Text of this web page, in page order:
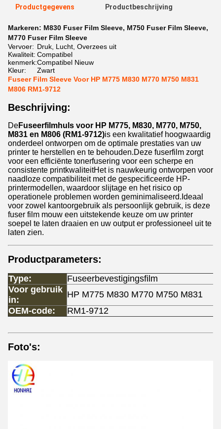
Productgegevens Productbeschrijving
Markeren: M830 Fuser Film Sleeve, M750 Fuser Film Sleeve,
M770 Fuser Film Sleeve
Vervoer: Druk, Lucht, Overzees uit
Kwaliteit: Compatibel
kenmerk:Compatibel Nieuw
Kleur:
Zwart
Fuseer Film Sleeve Voor HP M775 M830 M770 M750 M831
M806 RM1-9712
Beschrijving:
DeFuseerfilmhuls voor HP M775, M830, M770, M750,
M831 en M806 (RM1-9712)is een kwalitatief hoogwaardig
onderdeel ontworpen om de optimale prestaties van uw
printer te herstellen en te behouden.Deze fuserfilm zorgt
voor een efficiënte tonerfusering voor een scherpe en
consistente printkwaliteitHet is nauwkeurig ontworpen voor
naadloze compatibiliteit met de gespecificeerde HP-
printermodellen, waardoor slijtage en het risico op
operationele problemen worden geminimaliseerd.Ideaal
voor zowel kantoorgebruik als persoonlijk gebruik, is deze
fuser film mouw een uitstekende keuze om uw printer
soepel te laten draaien en uw output er professioneel uit te
laten zien.
Productparameters:
Type:
Fuseerbevestigingsfilm
Voor gebruik
in:
HP M775 M830 M770 M750 M831
OEM-code:
RM1-9712
Foto's: